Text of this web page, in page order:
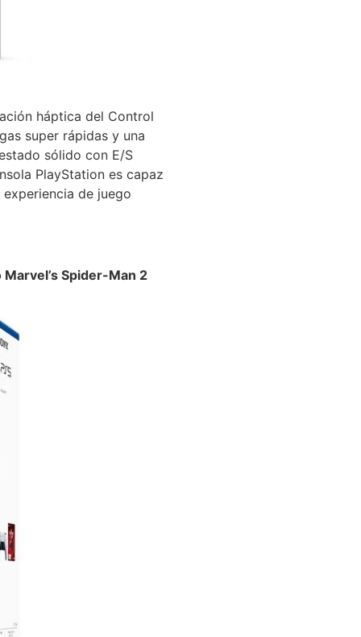
háptica del Control
super rápidas y una
sólido con E/S
PlayStation es capaz
de juego
Spider-Man 2